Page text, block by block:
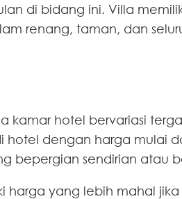
di bidang ini. Villa
renang, taman, dan
kamar hotel bervariasi
hotel dengan harga mulai
bepergian sendirian atau
harga yang lebih mahal